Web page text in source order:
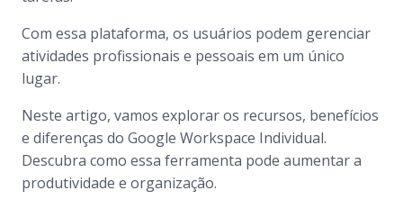
Com essa plataforma, os usuários podem gerenciar
atividades profissionais e pessoais em um único
lugar.
Neste artigo, vamos explorar os recursos, benefícios
e diferenças do Google Workspace Individual.
Descubra como essa ferramenta pode aumentar a
produtividade e organização.